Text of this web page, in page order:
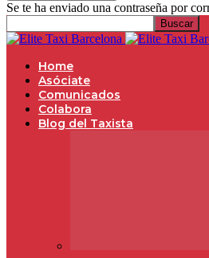
Se te ha enviado una contraseña por
Home
Asóciate
Comunicados
Colabora
Blog del Taxista